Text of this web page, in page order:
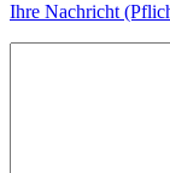
Ihre Nachricht